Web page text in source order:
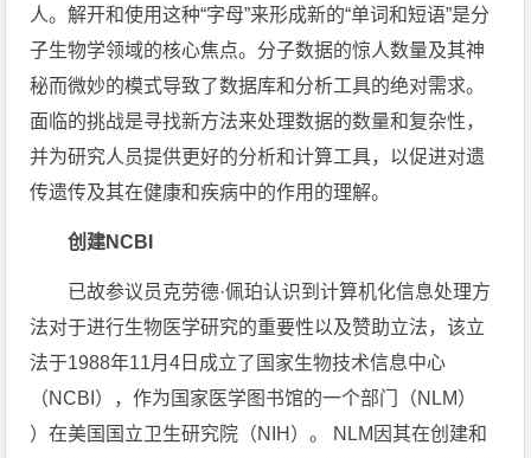
人。解开和使用这种“字母”来形成新的“单词和短语”是分
子生物学领域的核心焦点。分子数据的惊人数量及其神
秘而微妙的模式导致了数据库和分析工具的绝对需求。
面临的挑战是寻找新方法来处理数据的数量和复杂性，
并为研究人员提供更好的分析和计算工具，以促进对遗
传遗传及其在健康和疾病中的作用的理解。
创建NCBI
已故参议员克劳德·佩珀认识到计算机化信息处理方
法对于进行生物医学研究的重要性以及赞助立法，该立
法于1988年11月4日成立了国家生物技术信息中心
（NCBI），作为国家医学图书馆的一个部门（NLM）
）在美国国立卫生研究院（NIH）。 NLM因其在创建和